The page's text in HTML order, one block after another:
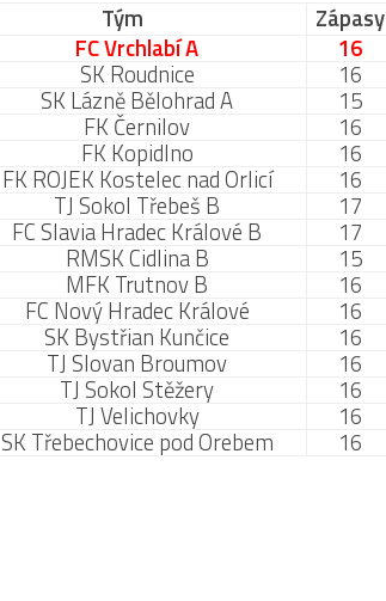
Tým Zápasy
FC Vrchlabí A 16
SK Roudnice 16
SK Lázně Bělohrad A 15
FK Černilov 16
FK Kopidlno 16
FK ROJEK Kostelec nad Orlicí 16
TJ Sokol Třebeš B 17
FC Slavia Hradec Králové B 17
RMSK Cidlina B 15
MFK Trutnov B 16
FC Nový Hradec Králové 16
SK Bystřian Kunčice 16
TJ Slovan Broumov 16
TJ Sokol Stěžery 16
TJ Velichovky 16
SK Třebechovice pod Orebem 16